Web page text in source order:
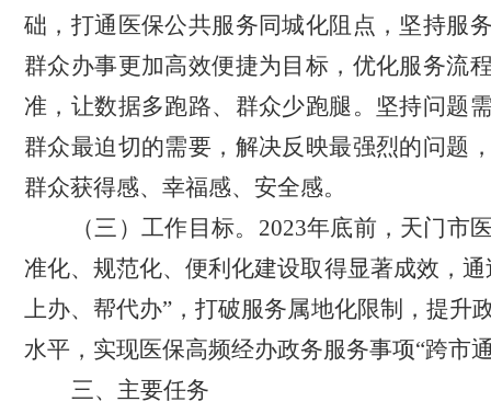
础，打通医保公共服务同城化阻点，坚持服
群众办事更加高效便捷为目标，优化服务流
准，让数据多跑路、群众少跑腿。坚持问题
群众最迫切的需要，解决反映最强烈的问题
群众获得感、幸福感、安全感。
（三）工作目标。 2023年底前，天门市
准化、规范化、便利化建设取得显著成效，
上办、帮代办” ，打破服务属地化限制，提升
水平，实现医保高频经办政务服务事项“跨市
三、主要任务